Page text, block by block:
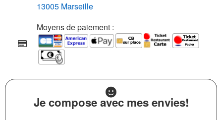
13005 Marseille
Moyens de paiement :
Je compose avec mes envies!